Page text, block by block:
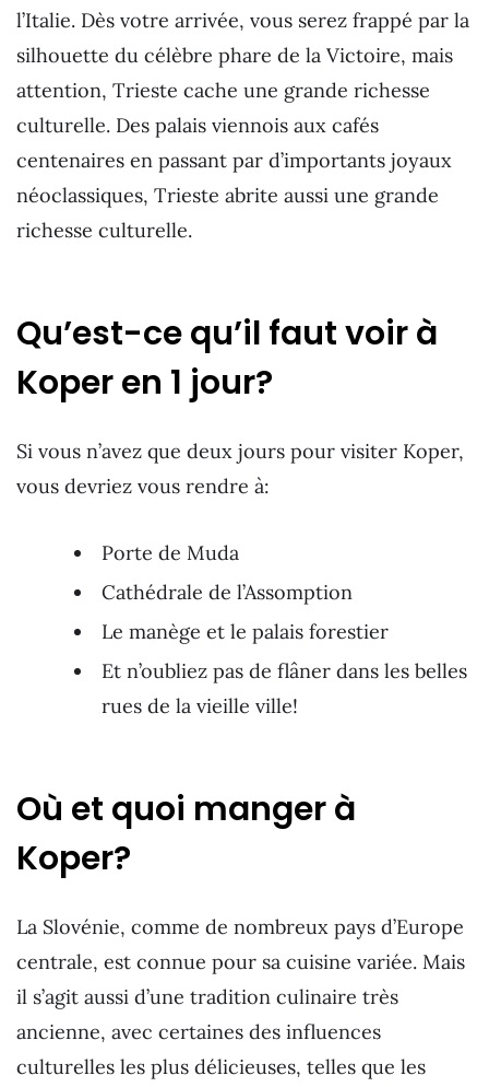
l’Italie. Dès votre arrivée, vous serez frappé par la
silhouette du célèbre phare de la Victoire, mais
attention, Trieste cache une grande richesse
culturelle. Des palais viennois aux cafés
centenaires en passant par d’importants joyaux
néoclassiques, Trieste abrite aussi une grande
richesse culturelle.
Qu’est-ce qu’il faut voir à
Koper en 1 jour?
Si vous n’avez que deux jours pour visiter Koper,
vous devriez vous rendre à:
Porte de Muda
Cathédrale de l’Assomption
Le manège et le palais forestier
Et n’oubliez pas de flâner dans les belles
rues de la vieille ville!
Où et quoi manger à
Koper?
La Slovénie, comme de nombreux pays d’Europe
centrale, est connue pour sa cuisine variée. Mais
il s’agit aussi d’une tradition culinaire très
ancienne, avec certaines des influences
culturelles les plus délicieuses, telles que les